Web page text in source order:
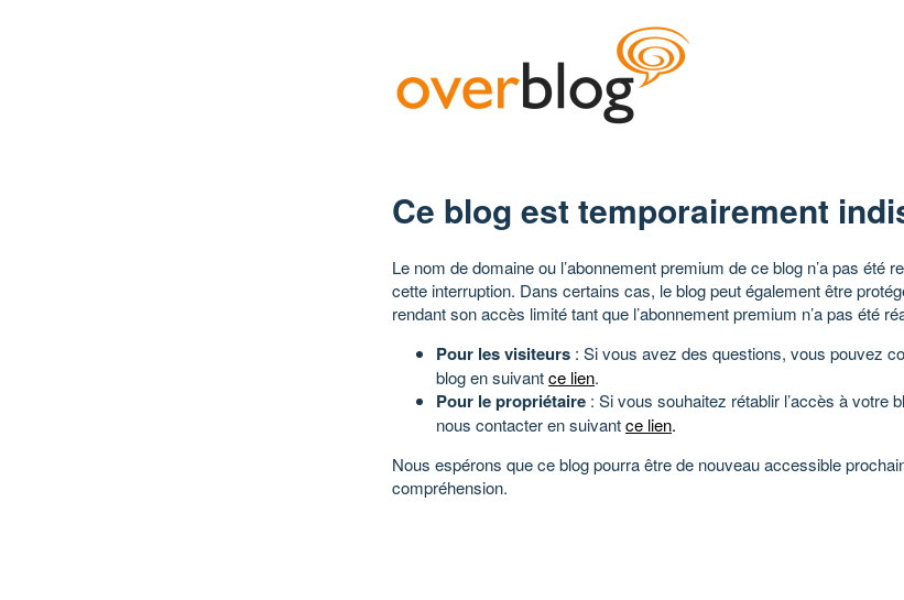
Ce blog est temporairement
Le nom de domaine ou l’abonnement premium de ce blog n’a pas été
cette interruption. Dans certains cas, le blog peut également être
rendant son accès limité tant que l’abonnement premium n’a pas été
Pour les visiteurs : Si vous avez des questions, vous pouvez
blog en suivantce lien.
Pour le propriétaire : Si vous souhaitez rétablir l’accès à votre
nous contacter en suivantce lien.
Nous espérons que ce blog pourra être de nouveau accessible
compréhension.